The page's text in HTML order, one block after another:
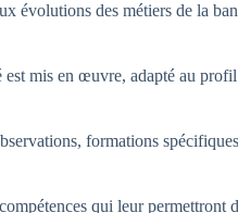
des métiers de la
mis en œuvre, adapté au
formations
qui leur